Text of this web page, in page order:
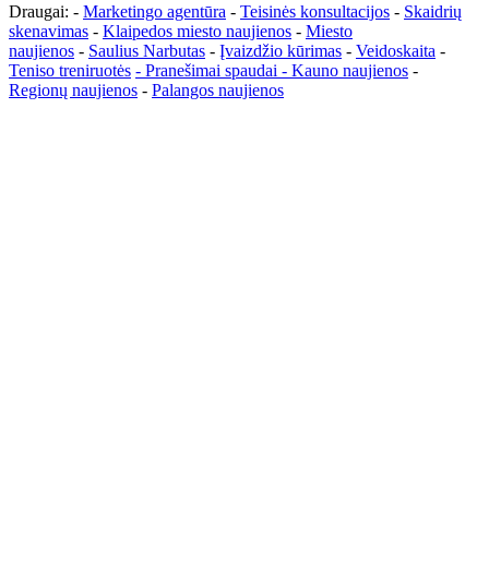
Draugai: - Marketingo agentūra - Teisinės konsultacijos - Skaidrių
skenavimas - Klaipedos miesto naujienos - Miesto
naujienos - Saulius Narbutas - Įvaizdžio kūrimas - Veidoskaita -
Teniso treniruotės - Pranešimai spaudai - Kauno naujienos -
Regionų naujienos - Palangos naujienos